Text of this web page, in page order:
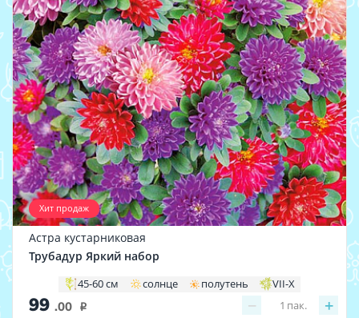
Хит продаж
Астра кустарниковая
Трубадур Яркий набор
45-60 см солнце полутень VII-X
99 .00 i − +
1 пак.